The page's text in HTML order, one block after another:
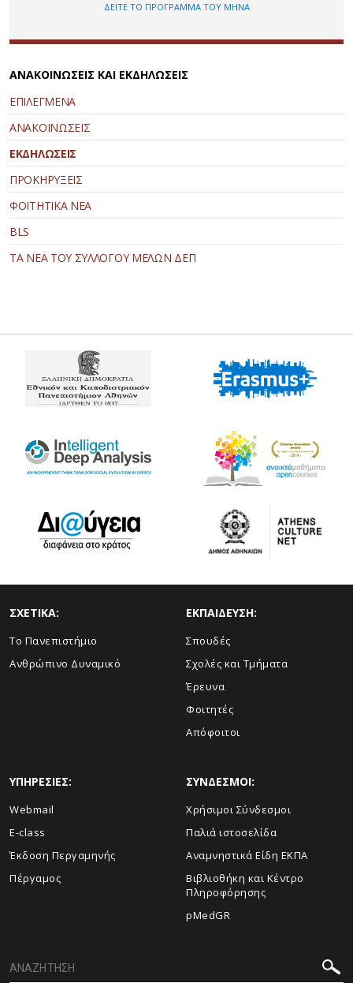
ΔΕΙΤΕ ΤΟ ΠΡΟΓΡΑΜΜΑ ΤΟΥ ΜΗΝΑ
ΑΝΑΚΟΙΝΩΣΕΙΣ ΚΑΙ ΕΚΔΗΛΩΣΕΙΣ
ΕΠΙΛΕΓΜΕΝΑ
ΑΝΑΚΟΙΝΩΣΕΙΣ
ΕΚΔΗΛΩΣΕΙΣ
ΠΡΟΚΗΡΥΞΕΙΣ
ΦΟΙΤΗΤΙΚΑ ΝΕΑ
BLS
ΤΑ ΝΕΑ ΤΟΥ ΣΥΛΛΟΓΟΥ ΜΕΛΩΝ ΔΕΠ
ΣΧΕΤΙΚΑ:
Το Πανεπιστήμιο
Ανθρώπινο Δυναμικό
ΕΚΠΑΙΔΕΥΣΗ:
Σπουδές
Σχολές και Τμήματα
Έρευνα
Φοιτητές
Απόφοιτοι
ΥΠΗΡΕΣΙΕΣ:
Webmail
E-class
Έκδοση Περγαμηνής
Πέργαμος
ΣΥΝΔΕΣΜΟΙ:
Χρήσιμοι Σύνδεσμοι
Παλιά ιστοσελίδα
Αναμνηστικά Είδη ΕΚΠΑ
Βιβλιοθήκη και Κέντρο
Πληροφόρησης
pMedGR